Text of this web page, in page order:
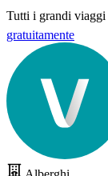
Tutti i grandi viaggi
gratuitamente